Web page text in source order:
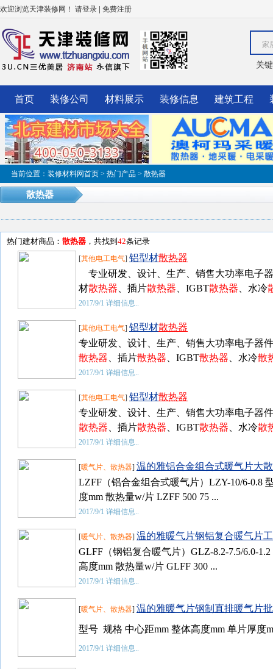
欢迎浏览天津装修网！ 请登录 | 免费注册
家
关
首页 装修公司 材料展示 装修信息 建筑工程
当前位置： 装修材料网首页 > 热门产品 > 散热器
散热器
热门建材商品： 散热器 ，共找到 42条记录
[其他电工电气] 铝型材散热器
专业研发、设计、生产、销售大功率电子
材散热器 、插片散热器 、IGBT散热器 、水冷
2017/9/1 详细信息..
[其他电工电气] 铝型材散热器
专业研发、设计、生产、销售大功率电子器件
散热器 、插片散热器 、IGBT散热器 、水冷散
2017/9/1 详细信息..
[其他电工电气] 铝型材散热器
专业研发、设计、生产、销售大功率电子器件
散热器 、插片散热器 、IGBT散热器 、水冷散
2017/9/1 详细信息..
[暖气片、散热器] 温的雅铝合金组合式暖气片大
LZFF（铝合金组合式暖气片）LZY-10/6-0.8
度mm 散热量w/片 LZFF 500 75 ...
2017/9/1 详细信息..
[暖气片、散热器] 温的雅暖气片钢铝复合暖气片
GLFF（钢铝复合暖气片）GLZ-8.2-7.5/6.0-
高度mm 散热量w/片 GLFF 300 ...
2017/9/1 详细信息..
[暖气片、散热器] 温的雅暖气片钢制直排暖气片
型号 规格 中心距mm 整体高度mm 单片厚度
2017/9/1 详细信息..